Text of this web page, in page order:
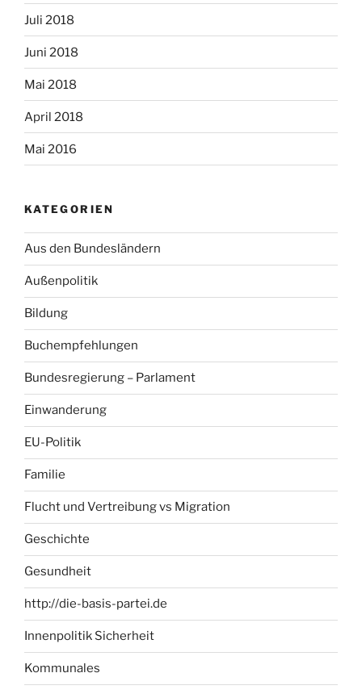
Juli 2018
Juni 2018
Mai 2018
April 2018
Mai 2016
KATEGORIEN
Aus den Bundesländern
Außenpolitik
Bildung
Buchempfehlungen
Bundesregierung – Parlament
Einwanderung
EU-Politik
Familie
Flucht und Vertreibung vs Migration
Geschichte
Gesundheit
http://die-basis-partei.de
Innenpolitik Sicherheit
Kommunales